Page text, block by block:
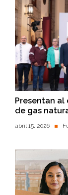
Presentan al
de gas
abril 15, 2026